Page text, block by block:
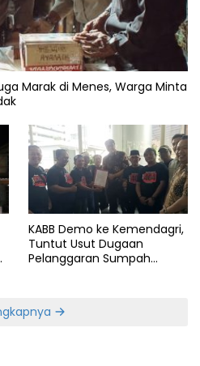
Marak di Menes, Warga Minta
KABB Demo ke Kemendagri,
Tuntut Usut Dugaan
Pelanggaran Sumpah